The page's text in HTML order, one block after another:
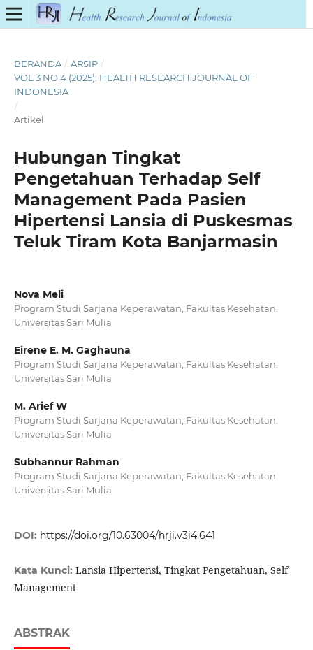
BERANDA / ARSIP /
VOL 3 NO 4 (2025): HEALTH RESEARCH JOURNAL OF
INDONESIA
/
Artikel
Hubungan Tingkat
Pengetahuan Terhadap Self
Management Pada Pasien
Hipertensi Lansia di Puskesmas
Teluk Tiram Kota Banjarmasin
Nova Meli
Program Studi Sarjana Keperawatan, Fakultas Kesehatan,
Universitas Sari Mulia
Eirene E. M. Gaghauna
Program Studi Sarjana Keperawatan, Fakultas Kesehatan,
Universitas Sari Mulia
M. Arief W
Program Studi Sarjana Keperawatan, Fakultas Kesehatan,
Universitas Sari Mulia
Subhannur Rahman
Program Studi Sarjana Keperawatan, Fakultas Kesehatan,
Universitas Sari Mulia
DOI: https://doi.org/10.63004/hrji.v3i4.641
Kata Kunci: Lansia Hipertensi, Tingkat Pengetahuan, Self
Management
ABSTRAK